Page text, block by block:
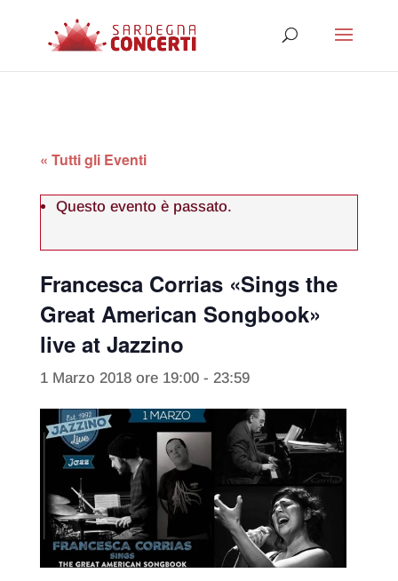
« Tutti gli Eventi
Questo evento è passato.
Francesca Corrias «Sings the
Great American Songbook»
live at Jazzino
1 Marzo 2018 ore 19:00- 23:59